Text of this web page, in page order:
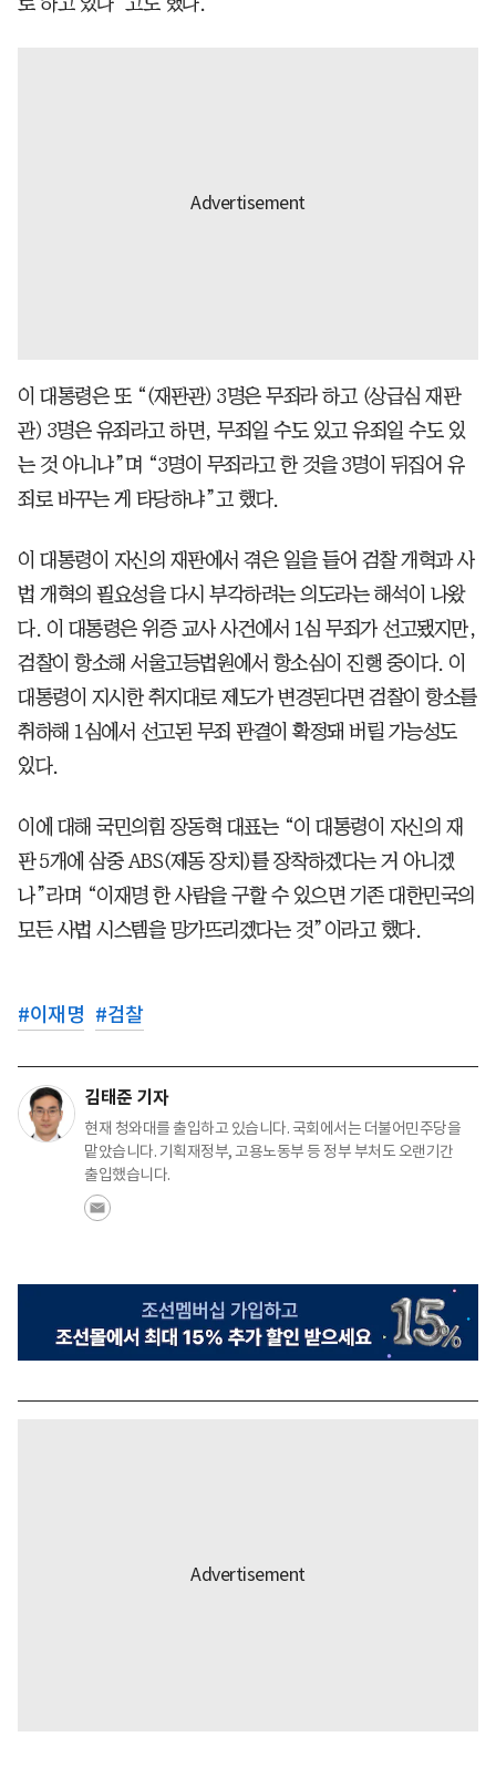
이 대통령은 또 “(재판관) 3명은 무죄라 하고 (상급심 재판
관) 3명은 유죄라고 하면, 무죄일 수도 있고 유죄일 수도 있
는 것 아니냐”며 “3명이 무죄라고 한 것을 3명이 뒤집어 유
죄로 바꾸는 게 타당하냐”고 했다.
이 대통령이 자신의 재판에서 겪은 일을 들어 검찰 개혁과 사
법 개혁의 필요성을 다시 부각하려는 의도라는 해석이 나왔
다. 이 대통령은 위증 교사 사건에서 1심 무죄가 선고됐지만,
검찰이 항소해 서울고등법원에서 항소심이 진행 중이다. 이
대통령이 지시한 취지대로 제도가 변경된다면 검찰이 항소를
취하해 1심에서 선고된 무죄 판결이 확정돼 버릴 가능성도
있다.
이에 대해 국민의힘 장동혁 대표는 “이 대통령이 자신의 재
판 5개에 삼중 ABS(제동 장치)를 장착하겠다는 거 아니겠
나”라며 “이재명 한 사람을 구할 수 있으면 기존 대한민국의
모든 사법 시스템을 망가뜨리겠다는 것”이라고 했다.
#이재명 #검찰
김태준 기자
현재 청와대를 출입하고 있습니다. 국회에서는 더불어민주당을
맡았습니다. 기획재정부, 고용노동부 등 정부 부처도 오랜기간
출입했습니다.